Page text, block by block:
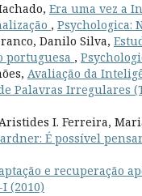
Era uma vez a
, Psychologica:
Danilo Silva,
portuguesa ,
Avaliação da
Palavras Irregulares
I. Ferreira,
É possível
e recuperação
(2010)